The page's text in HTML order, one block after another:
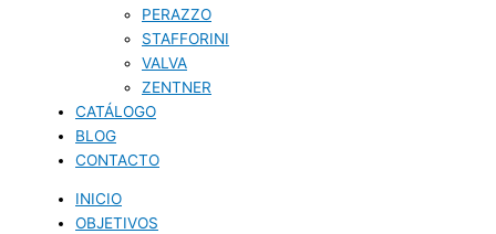
PERAZZO
STAFFORINI
VALVA
ZENTNER
CATÁLOGO
BLOG
CONTACTO
INICIO
OBJETIVOS